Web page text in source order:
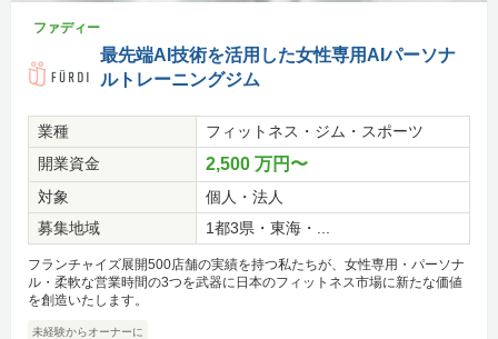
ファディー
最先端AI技術を活用した女性専用AIパーソナ
ルトレーニングジム
業種
フィットネス・ジム・スポーツ
開業資金
2,500 万円〜
対象
個人・法人
募集地域
1都3県・東海・...
フランチャイズ展開500店舗の実績を持つ私たちが、女性専用・パーソナ
ル・柔軟な営業時間の3つを武器に日本のフィットネス市場に新たな価値
を創造いたします。
未経験からオーナーに